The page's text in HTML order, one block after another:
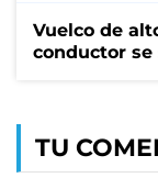
Vuelco de
conductor
TU